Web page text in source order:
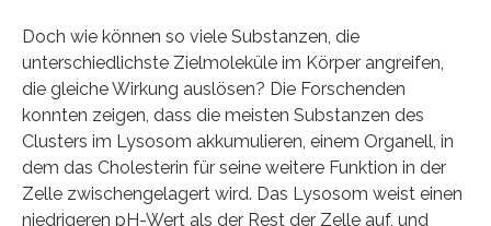
Doch wie können so viele Substanzen, die
unterschiedlichste Zielmoleküle im Körper angreifen,
die gleiche Wirkung auslösen? Die Forschenden
konnten zeigen, dass die meisten Substanzen des
Clusters im Lysosom akkumulieren, einem Organell, in
dem das Cholesterin für seine weitere Funktion in der
Zelle zwischengelagert wird. Das Lysosom weist einen
niedrigeren pH-Wert als der Rest der Zelle auf, und